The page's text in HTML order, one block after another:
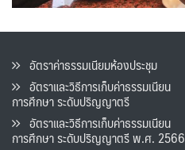
อัตราค่าธรรมเนียมห้องประชุม
อัตราและวิธีการเก็บค่าธรรมเนียน
การศึกษา ระดับปริญญาตรี
อัตราและวิธีการเก็บค่าธรรมเนียน
การศึกษา ระดับปริญญาตรี พ.ศ. 2566